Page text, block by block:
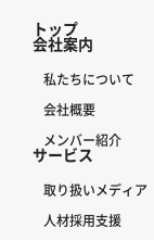
トップ
会社案内
私たちについて
会社概要
メンバー紹介
サービス
取り扱いメディア
人材採用支援